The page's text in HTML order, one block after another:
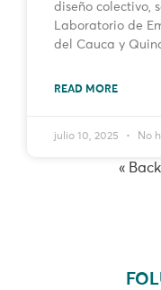
diseño colectivo,
Laboratorio de
del Cauca y
READ MORE
julio 10, 2025 No
«